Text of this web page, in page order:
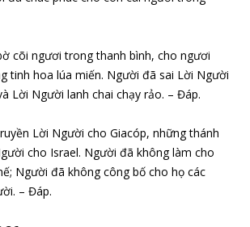
cõi ngươi trong thanh bình, cho ngươi
tinh hoa lúa miến. Người đã sai Lời Người
Lời Người lanh chai chạy rảo. – Đáp.
Lời Người cho Giacóp, những thánh
cho Israel. Người đã không làm cho
Người đã không công bố cho họ các
– Đáp.